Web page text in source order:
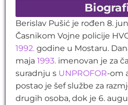
Berislav Pušić je rođen 8.
Časnikom Vojne policije
1992. godine u Mostaru.
maja 1993. imenovan je za
suradnju s UNPROFOR-om
postao je šef službe za
drugih osoba, dok je 6.